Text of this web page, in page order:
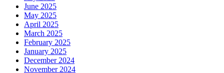
June 2025
May 2025
April 2025
March 2025
February 2025
January 2025
December 2024
November 2024